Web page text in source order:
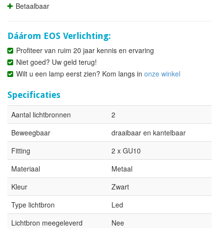
Betaalbaar
Dáárom EOS Verlichting:
Profiteer van ruim 20 jaar kennis en ervaring
Niet goed? Uw geld terug!
Wilt u een lamp eerst zien? Kom langs in onze winkel
Specificaties
Aantal lichtbronnen
2
Beweegbaar
draaibaar en kantelbaar
Fitting
2 x GU10
Materiaal
Metaal
Kleur
Zwart
Type lichtbron
Led
Lichtbron meegeleverd
Nee